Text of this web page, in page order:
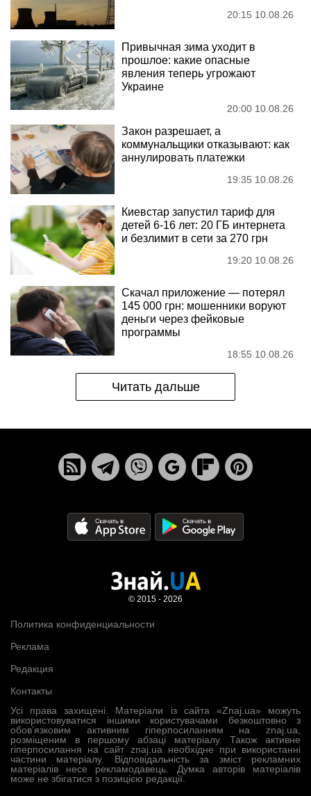
20:15 10.08.26
Привычная зима уходит в
прошлое: какие опасные
явления теперь угрожают
Украине
20:00 10.08.26
Закон разрешает, а
коммунальщики отказывают: как
аннулировать платежки
19:35 10.08.26
Киевстар запустил тариф для
детей 6-16 лет: 20 ГБ интернета
и безлимит в сети за 270 грн
19:20 10.08.26
Скачал приложение — потерял
145 000 грн: мошенники воруют
деньги через фейковые
программы
18:55 10.08.26
Читать дальше
Усі права захищені. Матеріали із сайта «Znaj.ua» можуть
використовуватися іншими користувачами безкоштовно з
обов’язковим активним гіперпосиланням на znaj.ua,
розміщеним в першому абзаці матеріалу. Також активне
гіперпосилання на сайт znaj.ua необхідне при використанні
частини матеріалу. Відповідальність за зміст рекламних
матеріалів несе рекламодавець. Думка авторів матеріалів
може не збігатися з позицією редакції.
Политика конфиденциальности
Реклама
Редакция
Контакты
© 2015 - 2026